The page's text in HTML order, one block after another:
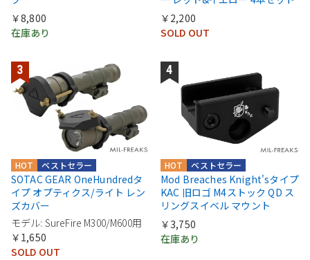
￥8,800
在庫あり
￥2,200
SOLD OUT
ベストセラー
HOT
SOTAC GEAR OneHundredタ
イプ オプティクス/ライト レン
ズカバー
モデル: SureFire M300/M600用
￥1,650
SOLD OUT
ベストセラー
HOT
Mod Breaches Knight'sタイプ
KAC 旧ロゴ M4ストック QD ス
リングスイベル マウント
￥3,750
在庫あり